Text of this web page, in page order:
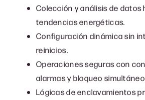
Colección y análisis de datos
tendencias energéticas.
Configuración dinámica sin
reinicios.
Operaciones seguras con
alarmas y bloqueo
Lógicas de enclavamientos